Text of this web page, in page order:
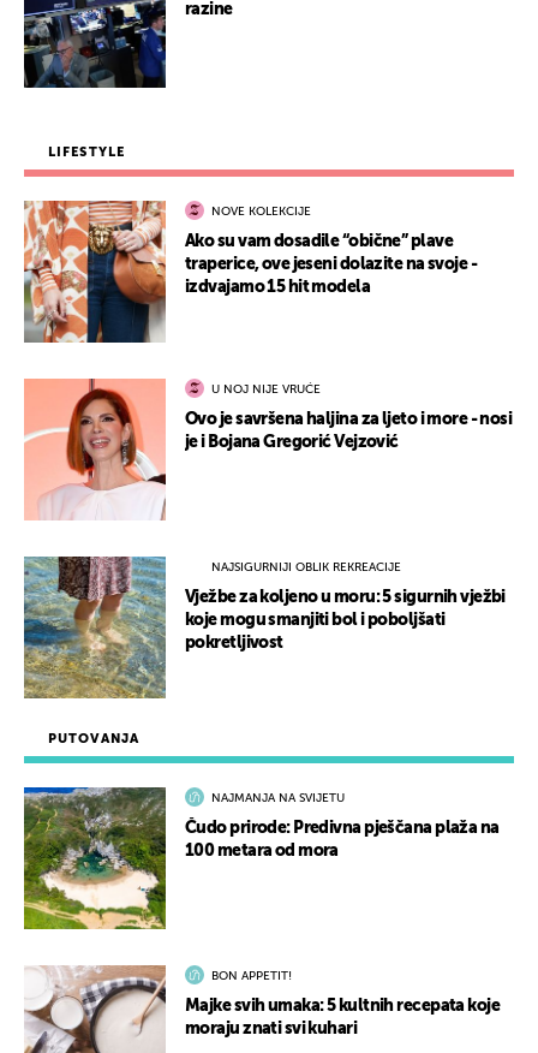
PUTOVANJA
NAJMANJA NA SVIJETU
Čudo prirode: Predivna pješčana plaža na
100 metara od mora
BON APPETIT!
Majke svih umaka: 5 kultnih recepata koje
moraju znati svi kuhari
razine
LIFESTYLE
NOVE KOLEKCIJE
Ako su vam dosadile “obične” plave
traperice, ove jeseni dolazite na svoje -
izdvajamo 15 hit modela
U NOJ NIJE VRUĆE
Ovo je savršena haljina za ljeto i more - nosi
je i Bojana Gregorić Vejzović
NAJSIGURNIJI OBLIK REKREACIJE
Vježbe za koljeno u moru: 5 sigurnih vježbi
koje mogu smanjiti bol i poboljšati
pokretljivost